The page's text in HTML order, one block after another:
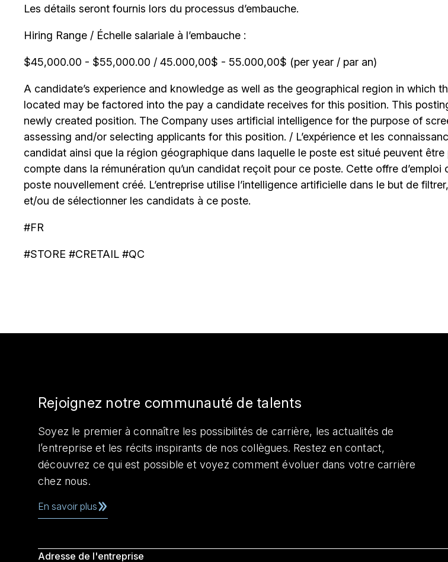
Les détails seront fournis lors du processus d’embauche.
Hiring Range / Échelle salariale à l’embauche :
$45,000.00 - $55,000.00 / 45.000,00$ - 55.000,00$ (per year / par an)
A candidate’s experience and knowledge as well as the geographical region in which
located may be factored into the pay a candidate receives for this position. This
newly created position. The Company uses artificial intelligence for the purpose of
assessing and/or selecting applicants for this position. / L’expérience et les
candidat ainsi que la région géographique dans laquelle le poste est situé peuvent être
compte dans la rémunération qu’un candidat reçoit pour ce poste. Cette offre d’emploi
poste nouvellement créé. L’entreprise utilise l’intelligence artificielle dans le but de
et/ou de sélectionner les candidats à ce poste.
#FR
#STORE #CRETAIL #QC
Rejoignez notre communauté de talents
Soyez le premier à connaître les possibilités de carrière, les actualités de
l’entreprise et les récits inspirants de nos collègues. Restez en contact,
découvrez ce qui est possible et voyez comment évoluer dans votre carrière
chez nous.
En savoir plus
Adresse de l'entreprise